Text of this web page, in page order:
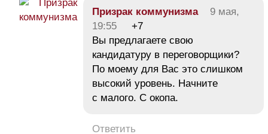
Призрак коммунизма
9 мая,
19:55
+7
Вы предлагаете свою
кандидатуру в переговорщики?
По моему для Вас это слишком
высокий уровень. Начните
с малого. С окопа.
Ответить